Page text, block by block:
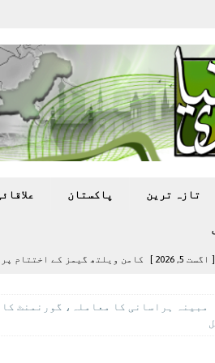
تازہ ترين پاکستان
[ اگست 5, 2026 ] کامن ویلتھ گیمز کے اختتام پر
[ اگست 4, 2026 ] مشرقی ایشیا ‘بے رحم گرمی’ کی
مبینہ ہراسانی کا معاملہ، گورنمنٹ